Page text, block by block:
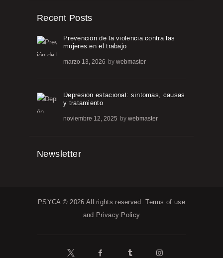
Recent Posts
Prevención de la violencia contra las
mujeres en el trabajo
marzo 13, 2026 by webmaster
Depresión estacional: síntomas, causas
y tratamiento
noviembre 12, 2025 by webmaster
Newsletter
PSYCA © 2026 All rights reserved.Terms of use
and Privacy Policy